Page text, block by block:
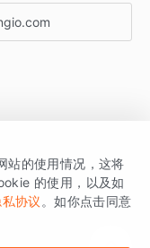
，核心平台为 GrowingIO
站的使用情况，这将
的使用，以及如
协议 。如你点击同意